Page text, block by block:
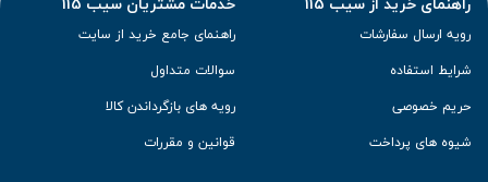
رویه ارسال سفارشات
شرایط استفاده
حریم خصوصی
شیوه های پرداخت
راهنمای جامع خرید از سایت
سوالات متداول
رویه های بازگرداندن کالا
قوانین و مقررات